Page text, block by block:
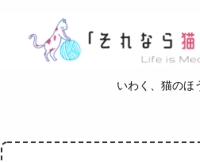
いわく、猫のほ